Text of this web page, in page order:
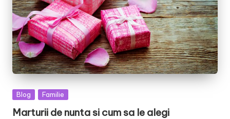
Posted
Blog Familie
Marturii de nunta si cum sa le alegi